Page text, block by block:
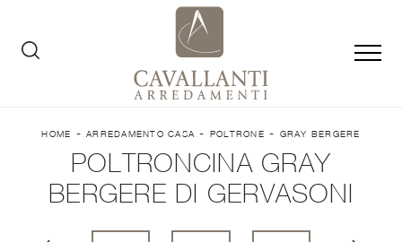
HOME -ARREDAMENTO CASA - POLTRONE - GRAY BERGERE
POLTRONCINA GRAY
BERGERE DI GERVASONI